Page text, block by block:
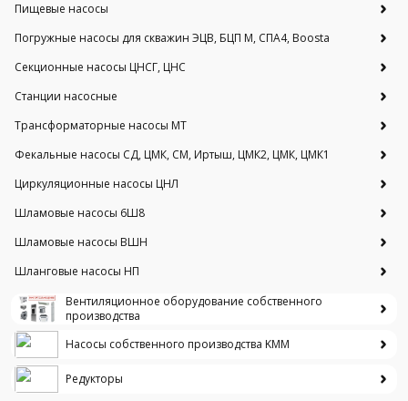
Пищевые насосы
Погружные насосы для скважин ЭЦВ, БЦП М, СПА4, Boosta
Секционные насосы ЦНСГ, ЦНС
Станции насосные
Трансформаторные насосы МТ
Фекальные насосы СД, ЦМК, СМ, Иртыш, ЦМК2, ЦМК, ЦМК1
Циркуляционные насосы ЦНЛ
Шламовые насосы 6Ш8
Шламовые насосы ВШН
Шланговые насосы НП
Вентиляционное оборудование собственного
производства
Насосы собственного производства KMM
Редукторы